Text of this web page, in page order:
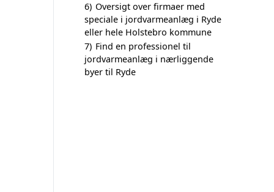
6) Oversigt over firmaer med
speciale i jordvarmeanlæg i Ryde
eller hele Holstebro kommune
7) Find en professionel til
jordvarmeanlæg i nærliggende
byer til Ryde